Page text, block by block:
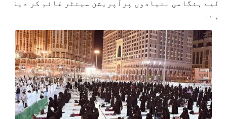
لیے ہنگامی بنیادوں پرآپریشن سینٹر قائم کر دیا
ہے۔